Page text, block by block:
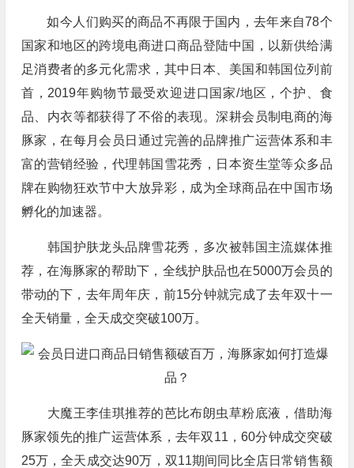
如今人们购买的商品不再限于国内，去年来自78个
国家和地区的跨境电商进口商品登陆中国，以新供给满
足消费者的多元化需求，其中日本、美国和韩国位列前
首，2019年购物节最受欢迎进口国家/地区，个护、食
品、内衣等都获得了不俗的表现。深耕会员制电商的海
豚家，在每月会员日通过完善的品牌推广运营体系和丰
富的营销经验，代理韩国雪花秀，日本资生堂等众多品
牌在购物狂欢节中大放异彩，成为全球商品在中国市场
孵化的加速器。
韩国护肤龙头品牌雪花秀，多次被韩国主流媒体推
荐，在海豚家的帮助下，全线护肤品也在5000万会员的
带动的下，去年周年庆，前15分钟就完成了去年双十一
全天销量，全天成交突破100万。
大魔王李佳琪推荐的芭比布朗虫草粉底液，借助海
豚家领先的推广运营体系，去年双11，60分钟成交突破
25万，全天成交达90万，双11期间同比全店日常销售额